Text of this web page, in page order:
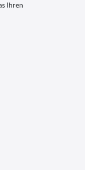
Ihren